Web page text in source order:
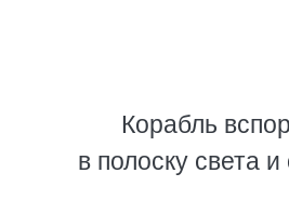
Корабль
в полоску света